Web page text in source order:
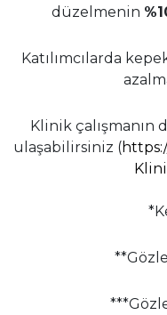
düzelmenin
Katılımcılarda
Klinik çalışmanın
ulaşabilirsiniz (